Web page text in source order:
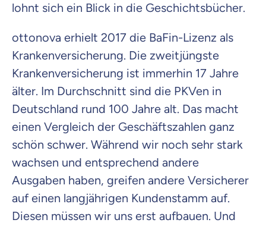
lohnt sich ein Blick in die Geschichtsbücher.
ottonova erhielt 2017 die BaFin-Lizenz als
Krankenversicherung. Die zweitjüngste
Krankenversicherung ist immerhin 17 Jahre
älter. Im Durchschnitt sind die PKVen in
Deutschland rund 100 Jahre alt. Das macht
einen Vergleich der Geschäftszahlen ganz
schön schwer. Während wir noch sehr stark
wachsen und entsprechend andere
Ausgaben haben, greifen andere Versicherer
auf einen langjährigen Kundenstamm auf.
Diesen müssen wir uns erst aufbauen. Und